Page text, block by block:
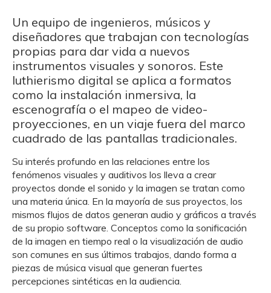
Un equipo de ingenieros, músicos y
diseñadores que trabajan con tecnologías
propias para dar vida a nuevos
instrumentos visuales y sonoros. Este
luthierismo digital se aplica a formatos
como la instalación inmersiva, la
escenografía o el mapeo de video-
proyecciones, en un viaje fuera del marco
cuadrado de las pantallas tradicionales.
Su interés profundo en las relaciones entre los
fenómenos visuales y auditivos los lleva a crear
proyectos donde el sonido y la imagen se tratan como
una materia única. En la mayoría de sus proyectos, los
mismos flujos de datos generan audio y gráficos a través
de su propio software. Conceptos como la sonificación
de la imagen en tiempo real o la visualización de audio
son comunes en sus últimos trabajos, dando forma a
piezas de música visual que generan fuertes
percepciones sintéticas en la audiencia.